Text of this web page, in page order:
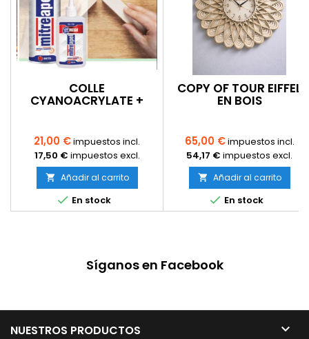
COLLE
CYANOACRYLATE +
MDF, PLASTIQUE
21,00 €impuestos incl.
17,50 € impuestos excl.
 Añadir al carrito
 En stock
COPY OF TOUR EIFFEL
EN BOIS
65,00 €impuestos incl.
54,17 € impuestos excl.
 Añadir al carrito
 En stock
Síganos en Facebook
NUESTROS PRODUCTOS 